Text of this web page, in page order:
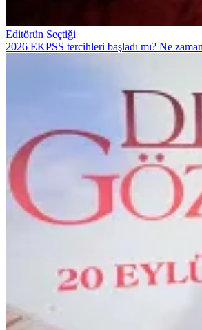
Editörün Seçtiği
2026 EKPSS tercihleri başladı mı? Ne